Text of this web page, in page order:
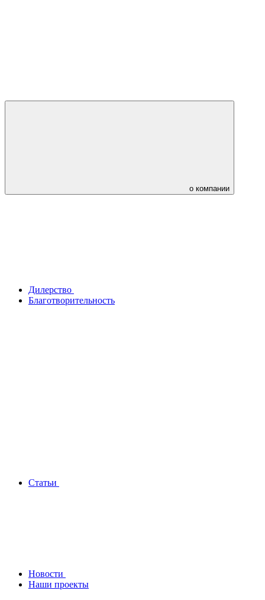
о компании
Дилерство
Благотворительность
Статьи
Новости
Наши проекты